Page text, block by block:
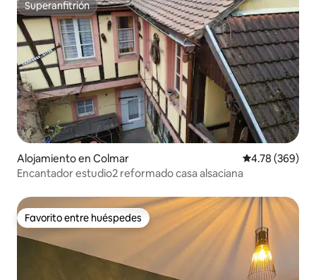
Superanfitrión
Superanfitrión
Alojamiento en Colmar Calificación
4.78 (369)
Encantador estudio2 reformado casa alsaciana
Favorito entre huéspedes
Favorito entre huéspedes